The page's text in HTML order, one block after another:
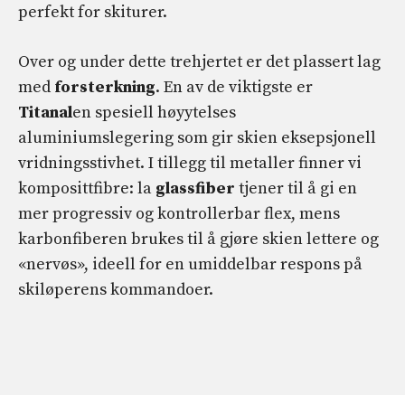
perfekt for skiturer.
Over og under dette trehjertet er det plassert lag
med forsterkning. En av de viktigste er
Titanalen spesiell høyytelses
aluminiumslegering som gir skien eksepsjonell
vridningsstivhet. I tillegg til metaller finner vi
komposittfibre: la glassfiber tjener til å gi en
mer progressiv og kontrollerbar flex, mens
karbonfiberen brukes til å gjøre skien lettere og
«nervøs», ideell for en umiddelbar respons på
skiløperens kommandoer.